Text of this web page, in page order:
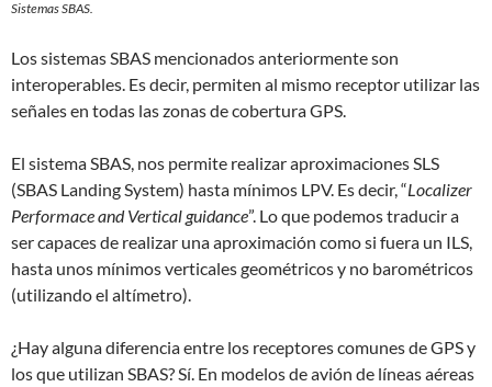
Sistemas SBAS.
Los sistemas SBAS mencionados anteriormente son
interoperables. Es decir, permiten al mismo receptor utilizar las
señales en todas las zonas de cobertura GPS.
El sistema SBAS, nos permite realizar aproximaciones SLS
(SBAS Landing System) hasta mínimos LPV. Es decir, “Localizer
Performace and Vertical guidance”. Lo que podemos traducir a
ser capaces de realizar una aproximación como si fuera un ILS,
hasta unos mínimos verticales geométricos y no barométricos
(utilizando el altímetro).
¿Hay alguna diferencia entre los receptores comunes de GPS y
los que utilizan SBAS? Sí. En modelos de avión de líneas aéreas